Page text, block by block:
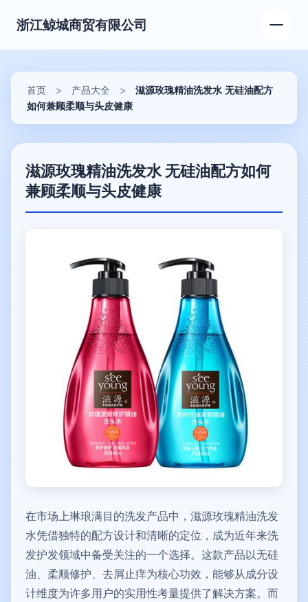
浙江鲸城商贸有限公司
首页 > 产品大全 >
滋源玫瑰精油洗发水 无硅油配方
如何兼顾柔顺与头皮健康
滋源玫瑰精油洗发水 无硅油配方如何
兼顾柔顺与头皮健康
在市场上琳琅满目的洗发产品中，滋源玫瑰精油洗发
水凭借独特的配方设计和清晰的定位，成为近年来洗
发护发领域中备受关注的一个选择。这款产品以无硅
油、柔顺修护、去屑止痒为核心功效，能够从成分设
计维度为许多用户的实用性考量提供了解决方案。而